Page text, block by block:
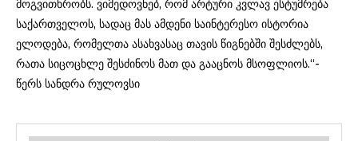
მოგვითხრობს. ვიმედოვნებ, რომ არტური კვლავ ესტუმრება
საქართველოს, სადაც მას ამდენი საინტერესო ისტორია
ელოდება, რომელთა ასახვასაც თავის წიგნებში შესძლებს,
რათა სიცოცხლე შესძინოს მათ და გააცნოს მსოფლიოს.“-
წერს სანდრა რულოვსი